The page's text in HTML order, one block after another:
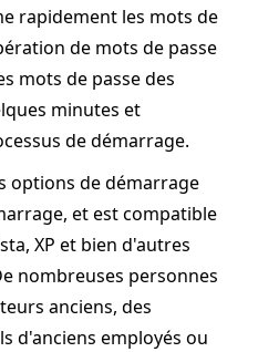
rapidement les mots de
de mots de passe
mots de passe des
minutes et
de démarrage.
options de démarrage
et est compatible
XP et bien d'autres
nombreuses personnes
anciens, des
d'anciens employés ou